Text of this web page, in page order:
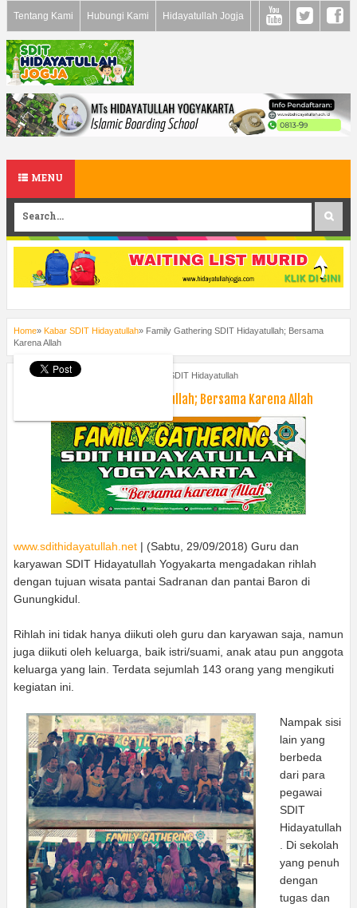
Tentang Kami Hubungi Kami Hidayatullah Jogja
MENU
Home» Kabar SDIT Hidayatullah» Family Gathering SDIT Hidayatullah; Bersama
Karena Allah
Monday, October 1, 2018 Kabar SDIT Hidayatullah
Family Gathering SDIT Hidayatullah; Bersama Karena Allah
www.sdithidayatullah.net | (Sabtu, 29/09/2018) Guru dan
karyawan SDIT Hidayatullah Yogyakarta mengadakan rihlah
dengan tujuan wisata pantai Sadranan dan pantai Baron di
Gunungkidul.
Rihlah ini tidak hanya diikuti oleh guru dan karyawan saja, namun
juga diikuti oleh keluarga, baik istri/suami, anak atau pun anggota
keluarga yang lain. Terdata sejumlah 143 orang yang mengikuti
kegiatan ini.
Nampak sisi
lain yang
berbeda
dari para
pegawai
SDIT
Hidayatullah
. Di sekolah
yang penuh
dengan
tugas dan